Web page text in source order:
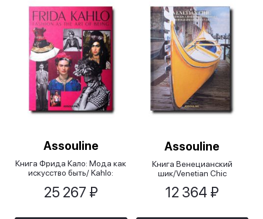
Assouline
Книга Фрида Кало: Мода как
искусство быть/ Kahlo:
25 267 ₽
Assouline
Книга Венецианский
шик/Venetian Chic
12 364 ₽